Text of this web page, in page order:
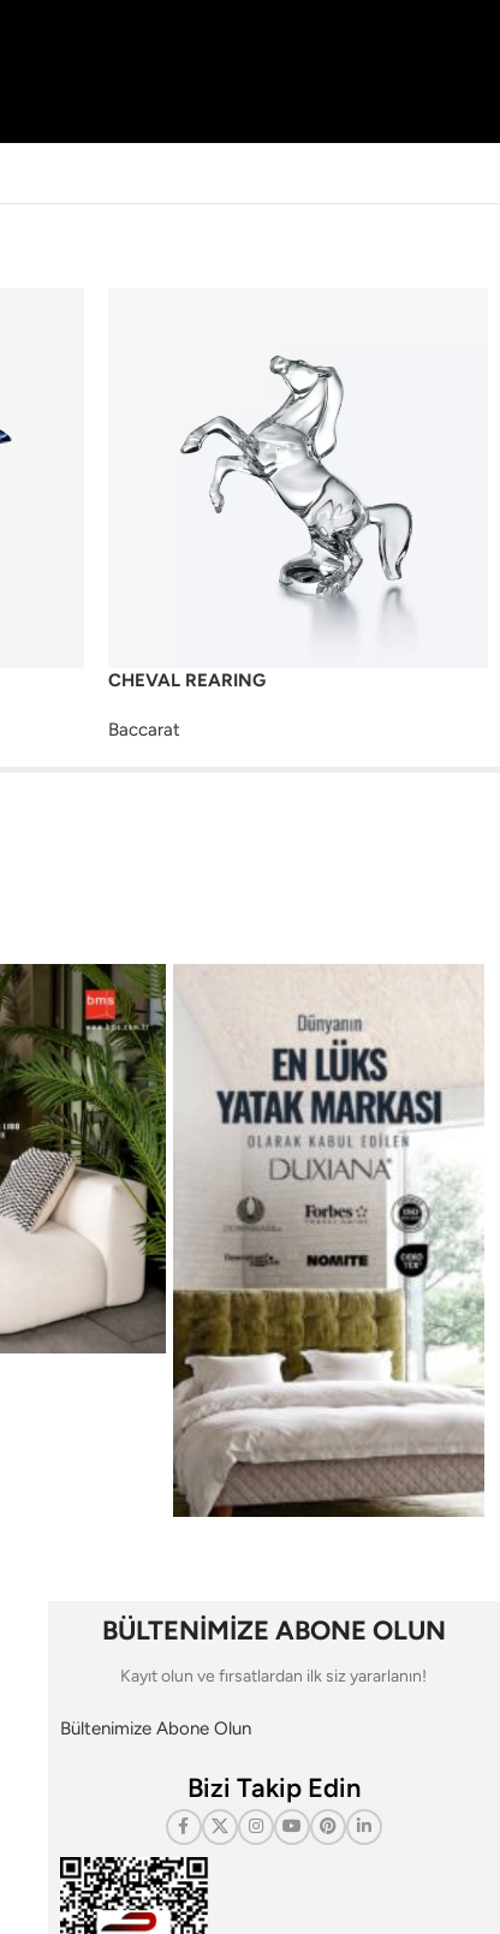
CHEVAL REARING
Baccarat
BÜLTENİMİZE ABONE OLUN
Kayıt olun ve fırsatlardan ilk siz yararlanın!
Bültenimize Abone Olun
Bizi Takip Edin